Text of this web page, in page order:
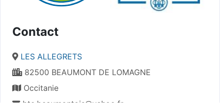
Contact
LES ALLEGRETS
82500 BEAUMONT DE LOMAGNE
Occitanie
btc.beaumontois@yahoo.fr